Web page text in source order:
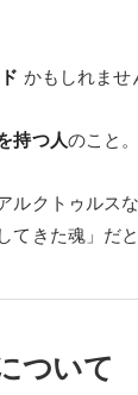
かもしれませ
持つ人のこと。
クトゥルス
てきた魂」だ
ついて